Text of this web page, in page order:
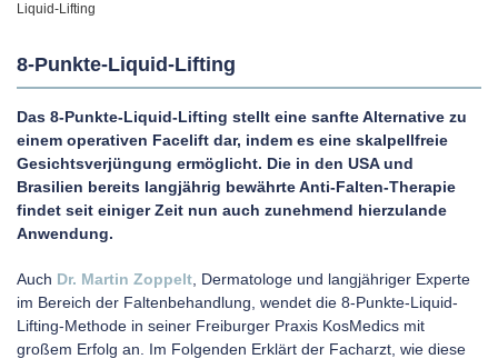
Liquid-Lifting
8-Punkte-Liquid-Lifting
Das 8-Punkte-Liquid-Lifting stellt eine sanfte Alternative zu
einem operativen Facelift dar, indem es eine skalpellfreie
Gesichtsverjüngung ermöglicht. Die in den USA und
Brasilien bereits langjährig bewährte Anti-Falten-Therapie
findet seit einiger Zeit nun auch zunehmend hierzulande
Anwendung.
Auch Dr. Martin Zoppelt , Dermatologe und langjähriger Experte
im Bereich der Faltenbehandlung, wendet die 8-Punkte-Liquid-
Lifting-Methode in seiner Freiburger Praxis KosMedics mit
großem Erfolg an. Im Folgenden Erklärt der Facharzt, wie diese